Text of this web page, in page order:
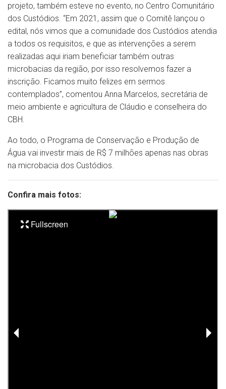
projeto, também esteve no evento, no Centro Comunitário
dos Custódios. “Em 2021, assim que o Comitê lançou o
edital, nós vimos que a comunidade dos Custódios atendia
a todos os requisitos, e que as intervenções a serem
realizadas aqui iriam beneficiar também outras
microbacias da região, por isso resolvemos fazer a
inscrição. Ficamos muito felizes em sermos
contemplados”, comentou Anna Marcelos, secretária de
meio ambiente e agricultura de Cláudio e conselheira do
CBH.
Ao todo, o Programa de Conservação e Produção de
Água vai investir mais de R$ 7 milhões apenas nas obras
na microbacia dos Custódios.
Confira mais fotos: